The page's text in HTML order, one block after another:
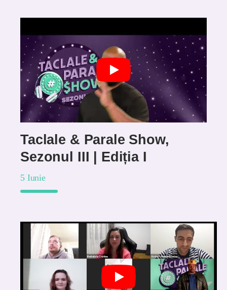
Taclale & Parale Show,
Sezonul III | Ediția I
5 Iunie